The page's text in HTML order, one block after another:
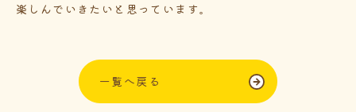
楽しんでいきたいと思っています。
一覧へ戻る